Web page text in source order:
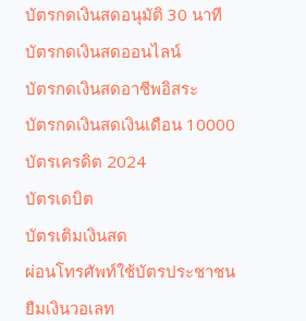
บัตรกดเงินสดอนุมัติ 30 นาที
บัตรกดเงินสดออนไลน์
บัตรกดเงินสดอาชีพอิสระ
บัตรกดเงินสดเงินเดือน 10000
บัตรเครดิต 2024
บัตรเดบิต
บัตรเติมเงินสด
ผ่อนโทรศัพท์ใช้บัตรประชาชน
ยืมเงินวอเลท